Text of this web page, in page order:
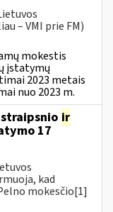
– VMI prie FM)
mokestis
įstatymų
2023 metais
nuo 2023 m.
ir
17
kad
mokesčio[1]